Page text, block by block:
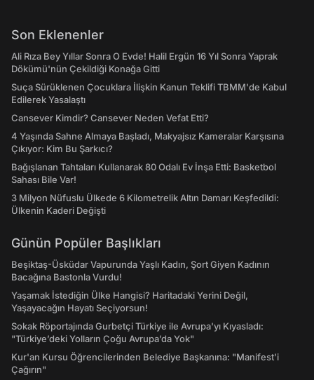
Son Eklenenler
Ali Rıza Bey Yıllar Sonra O Evde! Halil Ergün 16 Yıl Sonra Yaprak
Dökümü'nün Çekildiği Konağa Gitti
Suça Sürüklenen Çocuklara İlişkin Kanun Teklifi TBMM'de Kabul
Edilerek Yasalaştı
Cansever Kimdir? Cansever Neden Vefat Etti?
4 Yaşında Sahne Almaya Başladı, Makyajsız Kameralar Karşısına
Çıkıyor: Kim Bu Şarkıcı?
Bağışlanan Tahtaları Kullanarak 80 Odalı Ev İnşa Etti: Basketbol
Sahası Bile Var!
3 Milyon Nüfuslu Ülkede 6 Kilometrelik Altın Damarı Keşfedildi:
Ülkenin Kaderi Değişti
Günün Popüler Başlıkları
Beşiktaş-Üsküdar Vapurunda Yaşlı Kadın, Şort Giyen Kadının
Bacağına Bastonla Vurdu!
Yaşamak İstediğin Ülke Hangisi? Haritadaki Yerini Değil,
Yaşayacağın Hayatı Seçiyorsun!
Sokak Röportajında Gurbetçi Türkiye ile Avrupa'yı Kıyasladı:
"Türkiye’deki Yolların Çoğu Avrupa’da Yok"
Kur'an Kursu Öğrencilerinden Belediye Başkanına: "Manifest’i
Çağırın"